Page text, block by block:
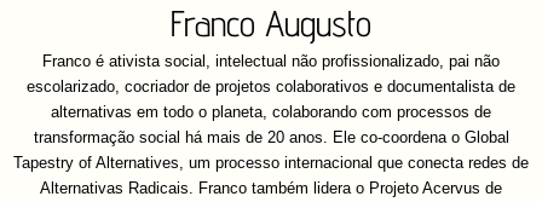
Franco Augusto
Franco é ativista social, intelectual não profissionalizado, pai não
escolarizado, cocriador de projetos colaborativos e documentalista de
alternativas em todo o planeta, colaborando com processos de
transformação social há mais de 20 anos. Ele co-coordena o Global
Tapestry of Alternatives, um processo internacional que conecta redes de
Alternativas Radicais. Franco também lidera o Projeto Acervus de